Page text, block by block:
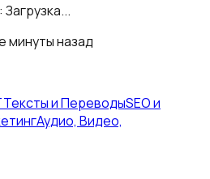
Загрузка...
минуты назад
Тексты и ПереводыSEO и
Аудио, Видео,